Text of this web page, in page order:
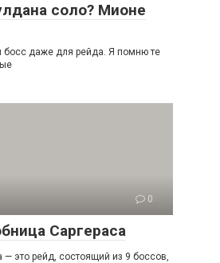
соло? Мионе
босс даже для рейда. Я помню те
0
Саргераса
— это рейд, состоящий из 9 боссов,